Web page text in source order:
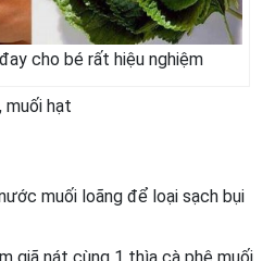
cho bé rất hiệu nghiệm
muối hạt
muối loãng để loại sạch bụi
giã nát cùng 1 thìa cà phê muối